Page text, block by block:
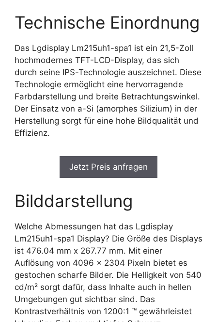
Technische Einordnung
Das Lgdisplay Lm215uh1-spa1 ist ein 21,5-Zoll
hochmodernes TFT-LCD-Display, das sich
durch seine IPS-Technologie auszeichnet. Diese
Technologie ermöglicht eine hervorragende
Farbdarstellung und breite Betrachtungswinkel.
Der Einsatz von a-Si (amorphes Silizium) in der
Herstellung sorgt für eine hohe Bildqualität und
Effizienz.
Jetzt Preis anfragen
Bilddarstellung
Welche Abmessungen hat das Lgdisplay
Lm215uh1-spa1 Display? Die Größe des Displays
ist 476.04 mm x 267.77 mm. Mit einer
Auflösung von 4096 x 2304 Pixeln bietet es
gestochen scharfe Bilder. Die Helligkeit von 540
cd/m² sorgt dafür, dass Inhalte auch in hellen
Umgebungen gut sichtbar sind. Das
Kontrastverhältnis von 1200:1 ™ gewährleistet